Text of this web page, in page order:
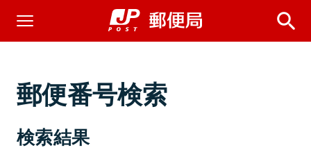
郵便番号検索
検索結果